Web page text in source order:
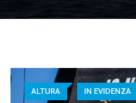
ALTURA IN EVIDENZA